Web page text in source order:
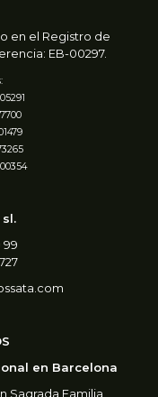
en el Registro de
EB-00297.
sl.
99
en Barcelona
Sagrada Familia